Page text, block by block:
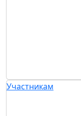
Участникам